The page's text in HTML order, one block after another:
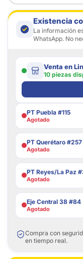
Existencia
La información
WhatsApp. No
Venta en
10 piezas
PT Puebla #115
Agotado
PT Querétaro #257
Agotado
PT Reyes/La Paz
Agotado
Eje Central 38 #84
Agotado
Compra con
en tiempo real.